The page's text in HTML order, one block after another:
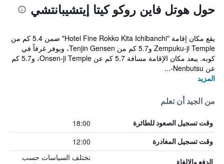
حول هوتل فاين روكو كيتا إيتشيبانتشي
يقع مكان إقامة "Hotel Fine Rokko Kita Ichibanchi" ضمن 5.4 كم من
Zempuku-ji Temple و5.7 كم من Tenjin Gensen، ويوفر غرفاً في
كوبه. يبعد مكان الإقامة مسافة 5.7 كم عن Onsen-ji Temple، و5.7 كم
عن Nenbutsu-...
المزيد
من الجيد أن تعلم
وقت تسجيل الصعود للطائرة 18:00
وقت تسجيل المغادرة 12:00
الدفع والإلغاء
تختلف السياسات حسب